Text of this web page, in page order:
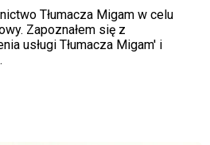
Tłumacza Migam w celu
Zapoznałem się z
usługi Tłumacza Migam' i